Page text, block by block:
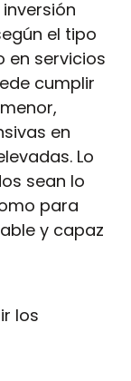
el tipo
en servicios
cumplir
en
Lo
sean lo
para
y capaz
los